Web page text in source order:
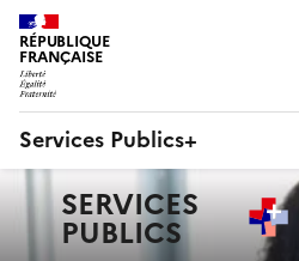
RÉPUBLIQUE
FRANÇAISE
Services Publics+
principaleSERVICES
PUBLICS+